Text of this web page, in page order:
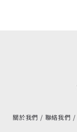
關於我們 聯絡我們